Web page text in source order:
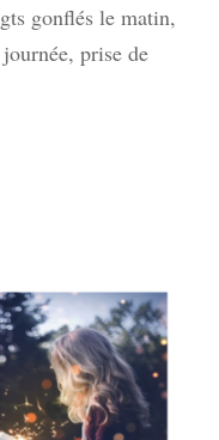
gonflés le matin,
prise de